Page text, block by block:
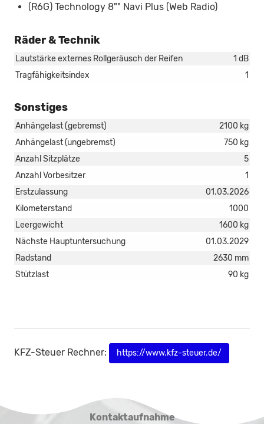
(R6G) Technology 8"" Navi Plus (Web Radio)
Räder & Technik
Lautstärke externes Rollgeräusch der Reifen
1 dB
Tragfähigkeitsindex
1
Sonstiges
Anhängelast (gebremst)
2100 kg
Anhängelast (ungebremst)
750 kg
Anzahl Sitzplätze
5
Anzahl Vorbesitzer
1
Erstzulassung
01.03.2026
Kilometerstand
1000
Leergewicht
1600 kg
Nächste Hauptuntersuchung
01.03.2029
Radstand
2630 mm
Stützlast
90 kg
KFZ-Steuer Rechner: https://www.kfz-steuer.de/
Kontaktaufnahme